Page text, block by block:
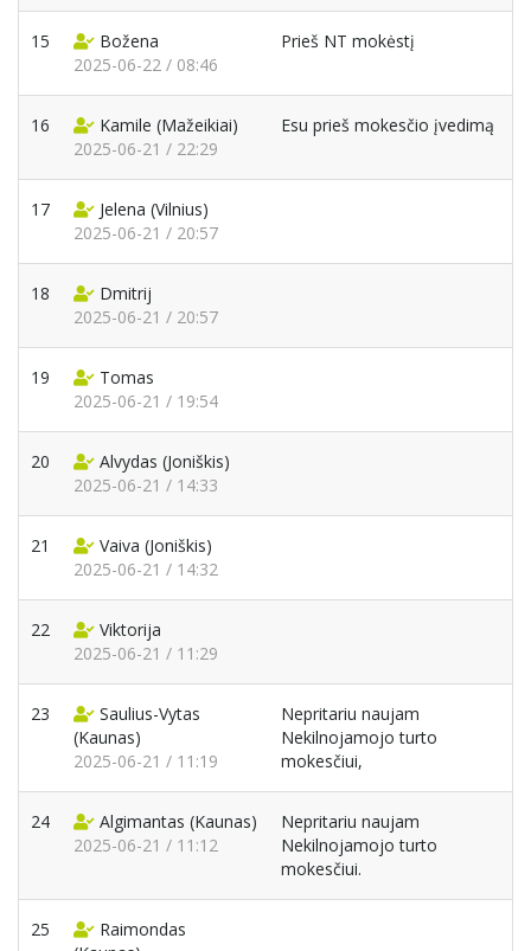
15
Božena
2025-06-22 / 08:46
Prieš NT mokėstį
16 Kamile (Mažeikiai)
2025-06-21 / 22:29
Esu prieš mokesčio įvedimą
17 Jelena (Vilnius)
2025-06-21 / 20:57
18
Dmitrij
2025-06-21 / 20:57
19
Tomas
2025-06-21 / 19:54
20 Alvydas (Joniškis)
2025-06-21 / 14:33
21 Vaiva (Joniškis)
2025-06-21 / 14:32
22
Viktorija
2025-06-21 / 11:29
23
Saulius-Vytas
(Kaunas)
2025-06-21 / 11:19
Nepritariu naujam
Nekilnojamojo turto
mokesčiui,
24 Algimantas (Kaunas)
2025-06-21 / 11:12
Nepritariu naujam
Nekilnojamojo turto
mokesčiui.
25
Raimondas